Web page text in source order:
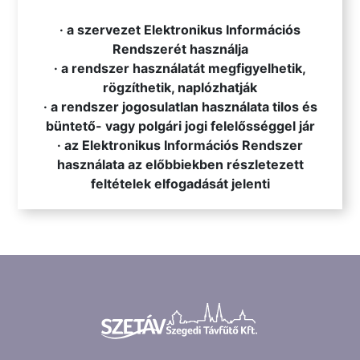
· a szervezet Elektronikus Információs
Rendszerét használja
· a rendszer használatát megfigyelhetik,
rögzíthetik, naplózhatják
· a rendszer jogosulatlan használata tilos és
büntető- vagy polgári jogi felelősséggel jár
· az Elektronikus Információs Rendszer
használata az előbbiekben részletezett
feltételek elfogadását jelenti